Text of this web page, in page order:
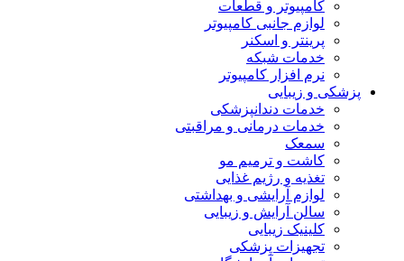
کامپیوتر و قطعات
لوازم جانبی کامپیوتر
پرینتر و اسکنر
خدمات شبکه
نرم افزار کامپیوتر
پزشکی و زیبایی
خدمات دندانپزشکی
خدمات درمانی و مراقبتی
سمعک
کاشت و ترمیم مو
تغذیه و رژیم غذایی
لوازم آرایشی و بهداشتی
سالن آرایش و زیبایی
کلینیک زیبایی
تجهیزات پزشکی